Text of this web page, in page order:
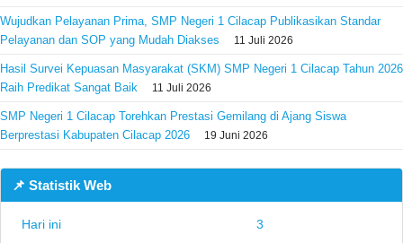
Wujudkan Pelayanan Prima, SMP Negeri 1 Cilacap Publikasikan Standar
Pelayanan dan SOP yang Mudah Diakses
11 Juli 2026
Hasil Survei Kepuasan Masyarakat (SKM) SMP Negeri 1 Cilacap Tahun 2026
Raih Predikat Sangat Baik
11 Juli 2026
SMP Negeri 1 Cilacap Torehkan Prestasi Gemilang di Ajang Siswa
Berprestasi Kabupaten Cilacap 2026
19 Juni 2026
📌 Statistik Web
Hari ini
3